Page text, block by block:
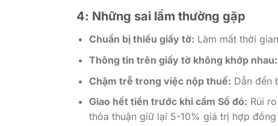
4: Những sai lầm thường gặp
Chuẩn bị thiếu giấy tờ: Làm mất thời
Thông tin trên giấy tờ không khớp nhau:
Chậm trễ trong việc nộp thuế: Dẫn đến
Giao hết tiền trước khi cầm Sổ đỏ: Rủi
thỏa thuận giữ lại 5-10% giá trị hợp